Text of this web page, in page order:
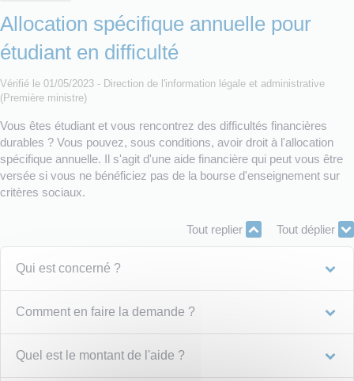
Allocation spécifique annuelle pour
étudiant en difficulté
Vérifié le 01/05/2023 - Direction de l'information légale et administrative
(Première ministre)
Vous êtes étudiant et vous rencontrez des difficultés financières
durables ? Vous pouvez, sous conditions, avoir droit à l'allocation
spécifique annuelle. Il s'agit d'une aide financière qui peut vous être
versée si vous ne bénéficiez pas de la bourse d'enseignement sur
critères sociaux.
Tout replier Tout déplier
Qui est concerné ?
Comment en faire la demande ?
Quel est le montant de l'aide ?